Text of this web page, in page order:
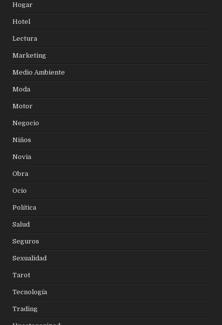
Hogar
Hotel
Lectura
Marketing
Medio Ambiente
Moda
Motor
Negocio
Niños
Novia
Obra
Ocio
Política
Salud
Seguros
Sexualidad
Tarot
Tecnología
Trading